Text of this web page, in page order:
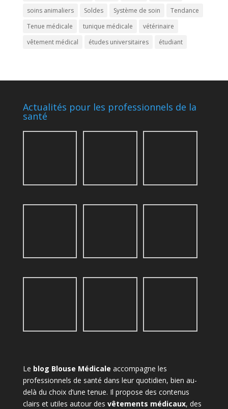
soins animaliers
Soldes Système de soin
Tendance
Tenue médicale
tunique médicale
vétérinaire
vêtement médical
études universitaires étudiant
Actualités pour les professionnels de la
santé
Le blog Blouse Médicale accompagne les
professionnels de santé dans leur quotidien, bien au-
delà du choix d’une tenue. Il propose des contenus
clairs et utiles autour des vêtements médicaux, des